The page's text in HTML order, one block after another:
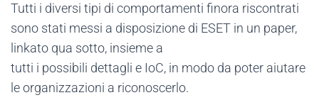
Tutti i diversi tipi di comportamenti finora riscontrati
sono stati messi a disposizione di ESET in un paper,
linkato qua sotto, insieme a
tutti i possibili dettagli e IoC, in modo da poter aiutare
le organizzazioni a riconoscerlo.